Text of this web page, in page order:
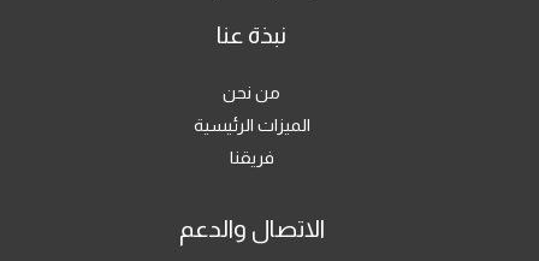
نبذة عنا
من نحن
الميزات الرئيسية
فريقنا
الاتصال والدعم